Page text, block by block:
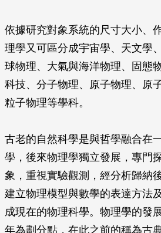
依據研究對象系統的尺寸大小、
理學又可區分成宇宙學、天文學
球物理、大氣與海洋物理、固態
科技、分子物理、原子物理、原
粒子物理等學科。
古老的自然科學是與哲學融合在
學，後來物理學獨立發展，專門
象，重視實驗觀測，經分析歸納
建立物理模型與數學的表達方法
成現在的物理科學。物理學的發
年為劃分點，在此之前的稱為古